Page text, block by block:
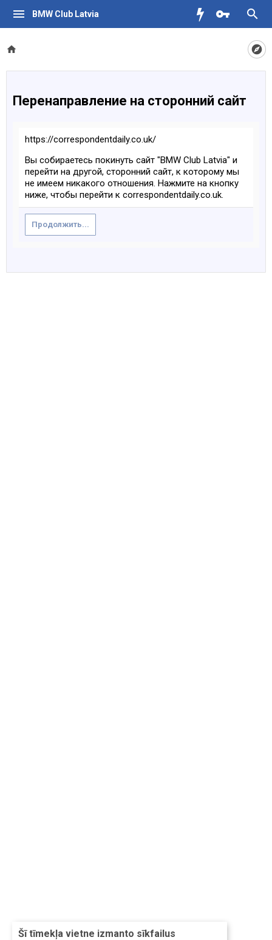
BMW Club Latvia
Šī tīmekļa vietne izmanto sīkfailus
Перенаправление на сторонний сайт
https://correspondentdaily.co.uk/
Вы собираетесь покинуть сайт "BMW Club Latvia" и
перейти на другой, сторонний сайт, к которому мы
не имеем никакого отношения. Нажмите на кнопку
ниже, чтобы перейти к correspondentdaily.co.uk.
Продолжить...